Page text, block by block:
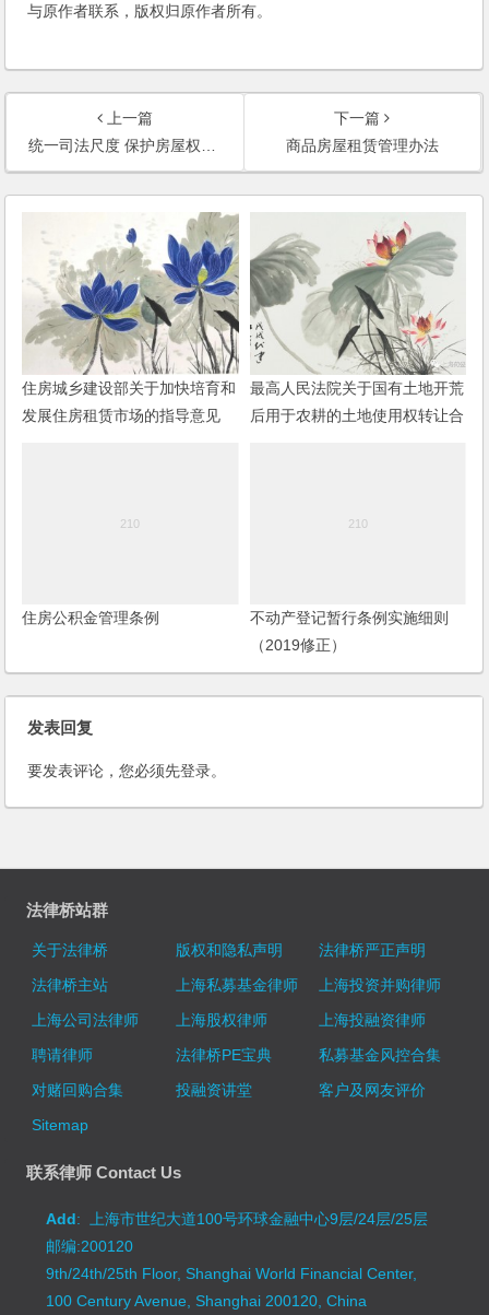
与原作者联系，版权归原作者所有。
上一篇
统一司法尺度 保护房屋权利人、利害关系人合法权益
下一篇
商品房屋租赁管理办法
住房城乡建设部关于加快培育和
发展住房租赁市场的指导意见
最高人民法院关于国有土地开荒
后用于农耕的土地使用权转让合
住房公积金管理条例
不动产登记暂行条例实施细则
（2019修正）
发表回复
要发表评论，您必须先登录。
法律桥站群
关于法律桥 版权和隐私声明
法律桥严正声明
法律桥主站
上海私募基金律师
上海投资并购律师
上海公司法律师
上海股权律师
上海投融资律师
聘请律师
法律桥PE宝典
私募基金风控合集
对赌回购合集
投融资讲堂
客户及网友评价
Sitemap
联系律师 Contact Us
Add: 上海市世纪大道100号环球金融中心9层/24层/25层
邮编:200120
9th/24th/25th Floor, Shanghai World Financial Center,
100 Century Avenue, Shanghai 200120, China